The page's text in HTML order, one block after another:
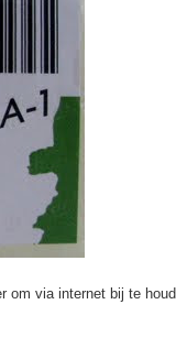
via internet bij te